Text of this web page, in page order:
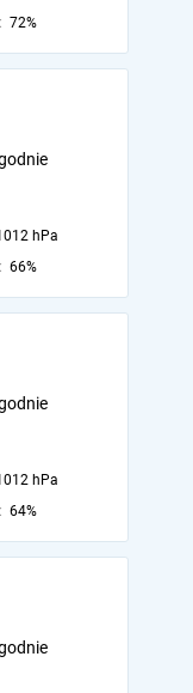
72%
hPa
66%
hPa
64%